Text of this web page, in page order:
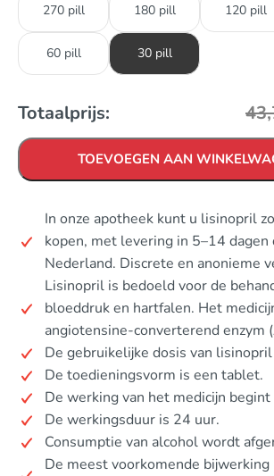
270 pill 180 pill 120 pill
60 pill 30 pill
Totaalprijs:
TOEVOEGEN AAN
In onze apotheek kunt u lisinopril
kopen, met levering in 5–14 dagen
Nederland. Discrete en anonieme
Lisinopril is bedoeld voor de
bloeddruk en hartfalen. Het
angiotensine-converterend enzym
De gebruikelijke dosis van
De toedieningsvorm is een tablet.
De werking van het medicijn
De werkingsduur is 24 uur.
Consumptie van alcohol wordt
De meest voorkomende bijwerking